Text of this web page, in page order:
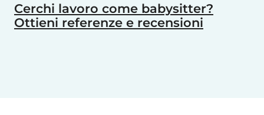
Cerchi lavoro come babysitter?
Ottieni referenze e recensioni